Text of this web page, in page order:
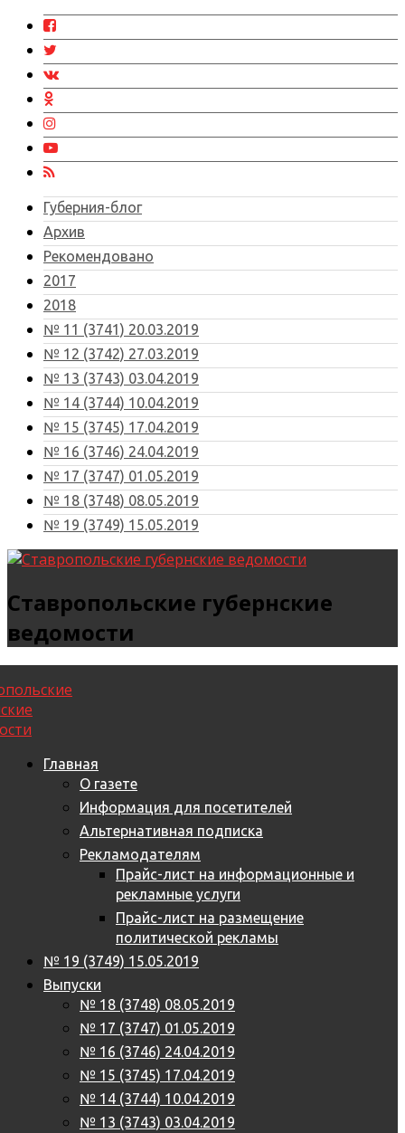
Губерния-блог
Архив
Рекомендовано
2017
2018
№ 11 (3741) 20.03.2019
№ 12 (3742) 27.03.2019
№ 13 (3743) 03.04.2019
№ 14 (3744) 10.04.2019
№ 15 (3745) 17.04.2019
№ 16 (3746) 24.04.2019
№ 17 (3747) 01.05.2019
№ 18 (3748) 08.05.2019
№ 19 (3749) 15.05.2019
Ставропольские губернские
ведомости
Главная
О газете
Информация для посетителей
Альтернативная подписка
Рекламодателям
Прайс-лист на информационные и
рекламные услуги
Прайс-лист на размещение
политической рекламы
№ 19 (3749) 15.05.2019
Выпуски
№ 18 (3748) 08.05.2019
№ 17 (3747) 01.05.2019
№ 16 (3746) 24.04.2019
№ 15 (3745) 17.04.2019
№ 14 (3744) 10.04.2019
№ 13 (3743) 03.04.2019